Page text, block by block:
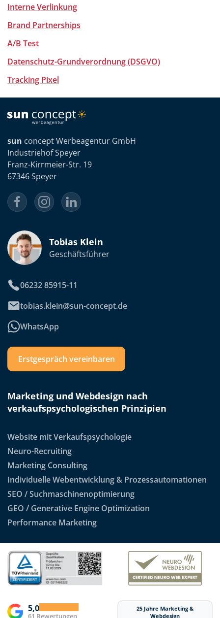
Interne Verlinkung
Brand Partnerships
A/B Test
Datenschutz-Grundverordnung (DSGVO)
Tracking Pixel
sun concept Werbeagentur GmbH
Industriehof Speyer
Franz-Kirrmeier-Str. 19
67346 Speyer
Tobias Klein
Geschäftsführer
06232 85915-11
tobias.klein@sun-concept.de
WhatsApp
Erstgespräch vereinbaren
Marketing und Webdesign nach
verkaufspsychologischen Prinzipien
Website mit Verkaufspsychologie
Neuro-Recruiting
Marketing Consulting
Individuelle Webentwicklung & Prozessautomationen
SEO / Suchmaschinenoptimierung
GEO / Generative Engine Optimization
Performance Marketing
5,0
61 Bewertungen
25 Jahre Marketing &
Webdesign